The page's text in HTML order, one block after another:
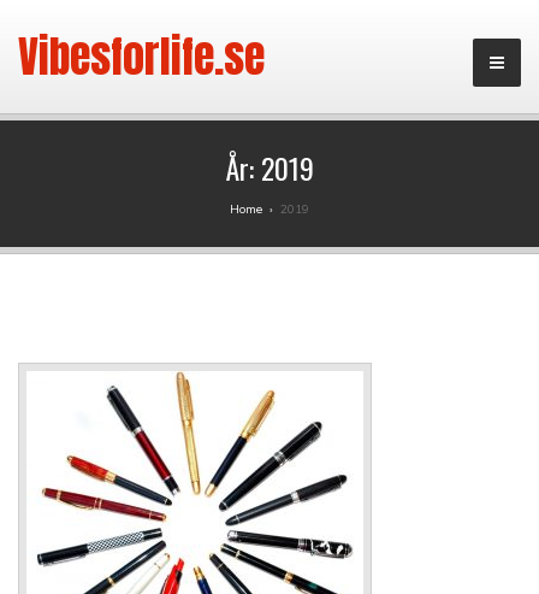
Vibesforlife.se
År:2019
Home › 2019